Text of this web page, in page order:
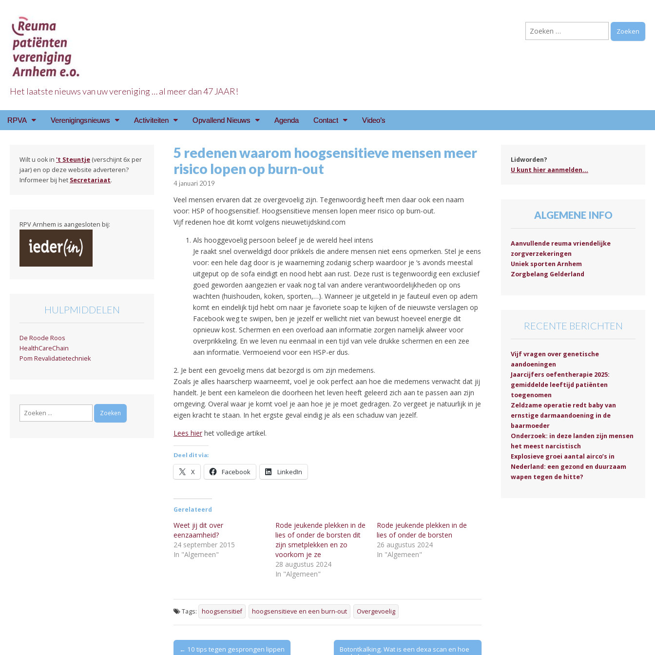
Reuma Patienten Vereniging Arnhem e.o.
Het laatste nieuws van uw vereniging … al meer dan 47 JAAR!
Zoeken
naar:
Main
Skip
RPVA Verenigingsnieuws Activiteiten Opvallend Nieuws Agenda Contact Video’s
5 redenen waarom hoogsensitieve mensen meer
risico lopen op burn-out
4 januari 2019
Veel mensen ervaren dat ze overgevoelig zijn. Tegenwoordig heeft men daar ook een naam
voor: HSP of hoogsensitief. Hoogsensitieve mensen lopen meer risico op burn-out.
Vijf redenen hoe dit komt volgens nieuwetijdskind.com
Als hooggevoelig persoon beleef je de wereld heel intens
Je raakt snel overweldigd door prikkels die andere mensen niet eens opmerken. Stel je eens
voor: een hele dag door is je waarneming zodanig scherp waardoor je ‘s avonds meestal
uitgeput op de sofa eindigt en nood hebt aan rust. Deze rust is tegenwoordig een exclusief
goed geworden aangezien er vaak nog tal van andere verantwoordelijkheden op ons
wachten (huishouden, koken, sporten,…). Wanneer je uitgeteld in je fauteuil even op adem
komt en eindelijk tijd hebt om naar je favoriete soap te kijken of de nieuwste verslagen op
Facebook weg te swipen, ben je jezelf er wellicht niet van bewust hoeveel energie dit
opnieuw kost. Schermen en een overload aan informatie zorgen namelijk alweer voor
overprikkeling. En we leven nu eenmaal in een tijd van vele drukke schermen en een zee
aan informatie. Vermoeiend voor een HSP-er dus.
2. Je bent een gevoelig mens dat bezorgd is om zijn medemens.
Zoals je alles haarscherp waarneemt, voel je ook perfect aan hoe die medemens verwacht dat jij
handelt. Je bent een kameleon die doorheen het leven heeft geleerd zich aan te passen aan zijn
omgeving. Overal waar je komt voel je aan hoe je je moet gedragen. Zo vergeet je natuurlijk in je
eigen kracht te staan. In het ergste geval eindig je als een schaduw van jezelf.
Lees hier het volledige artikel.
Deel dit via:
X Facebook LinkedIn
Gerelateerd
Weet jij dit over
eenzaamheid?
24 september 2015
In "Algemeen"
Rode jeukende plekken in de
lies of onder de borsten dit
zijn smetplekken en zo
voorkom je ze
28 augustus 2024
In "Algemeen"
Rode jeukende plekken in de
lies of onder de borsten
26 augustus 2024
In "Algemeen"
Tags: hoogsensitief hoogsensitieve en een burn-out Overgevoelig
Post
← 10 tips tegen gesprongen lippen
Botontkalking. Wat is een dexa scan en hoe
Wilt u ook in 't Steuntje (verschijnt 6x per
jaar) en op deze website adverteren?
Informeer bij het Secretariaat.
RPV Arnhem is aangesloten bij:
HULPMIDDELEN
De Roode Roos
HealthCareChain
Pom Revalidatietechniek
Zoeken
Lidworden?
U kunt hier aanmelden...
ALGEMENE INFO
Aanvullende reuma vriendelijke
zorgverzekeringen
Uniek sporten Arnhem
Zorgbelang Gelderland
RECENTE BERICHTEN
Vijf vragen over genetische
aandoeningen
Jaarcijfers oefentherapie 2025:
gemiddelde leeftijd patiënten
toegenomen
Zeldzame operatie redt baby van
ernstige darmaandoening in de
baarmoeder
Onderzoek: in deze landen zijn mensen
het meest narcistisch
Explosieve groei aantal airco’s in
Nederland: een gezond en duurzaam
wapen tegen de hitte?